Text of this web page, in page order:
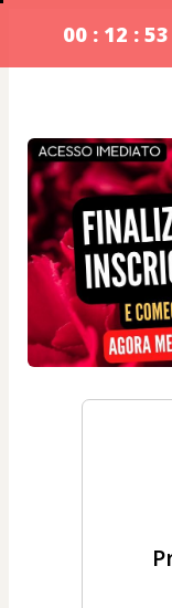
00 : 12 : 53